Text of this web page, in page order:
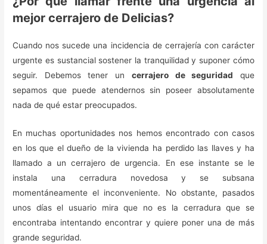
mejor cerrajero de Delicias?
Cuando nos sucede una incidencia de cerrajería con carácter
urgente es sustancial sostener la tranquilidad y suponer cómo
seguir. Debemos tener un cerrajero de seguridad que
sepamos que puede atendernos sin poseer absolutamente
nada de qué estar preocupados.
En muchas oportunidades nos hemos encontrado con casos
en los que el dueño de la vivienda ha perdido las llaves y ha
llamado a un cerrajero de urgencia. En ese instante se le
instala una cerradura novedosa y se subsana
momentáneamente el inconveniente. No obstante, pasados
unos días el usuario mira que no es la cerradura que se
encontraba intentando encontrar y quiere poner una de más
grande seguridad.